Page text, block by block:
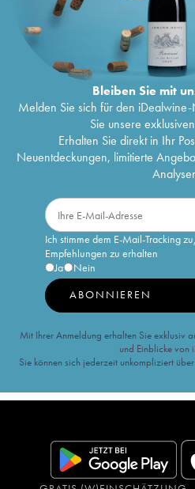
Bleiben Sie mit
Melden Sie sich für den
Sie unsere
Erhalten Sie direkt in Ihr
Neuentdeckungen, limitierte
Ich stimme dem E-Mail-Tracking
Empfehlungen zu erhalten
Ja
Nein
ABONNIEREN
Mit Ihrer Anmeldung erhalten Sie exklusiv
und Einblicke von
Sie können sich jederzeit unkompliziert